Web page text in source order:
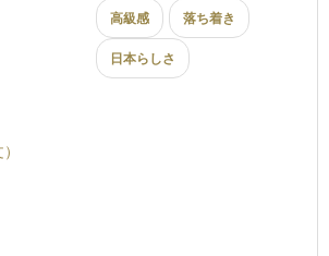
高級感 落ち着き
日本らしさ